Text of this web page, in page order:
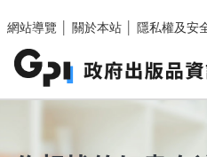
網站導覽
關於本站 隱私權及安